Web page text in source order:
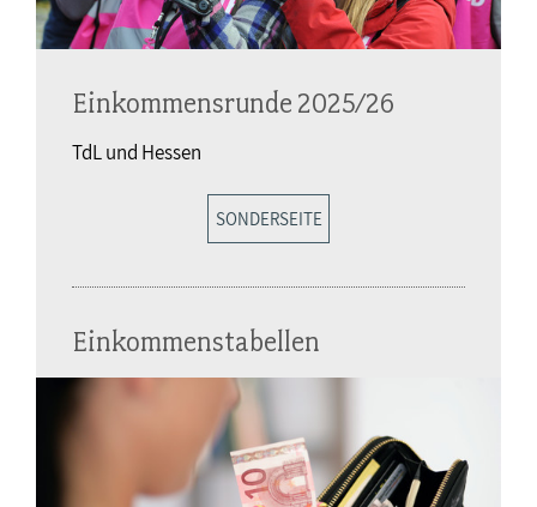
Einkommensrunde 2025/26
TdL und Hessen
SONDERSEITE
Einkommenstabellen